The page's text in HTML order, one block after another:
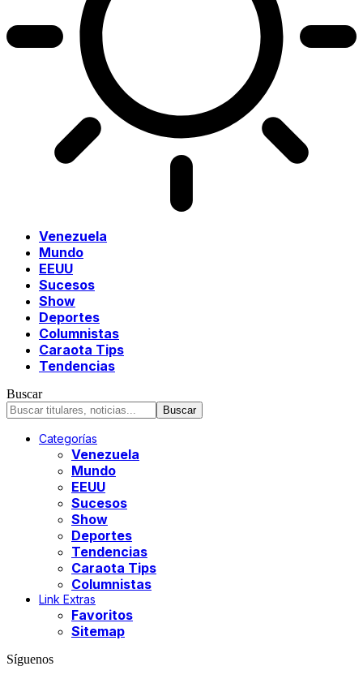
Venezuela
Mundo
EEUU
Sucesos
Show
Deportes
Columnistas
Caraota Tips
Tendencias
Buscar
Categorías
Venezuela
Mundo
EEUU
Sucesos
Show
Deportes
Tendencias
Caraota Tips
Columnistas
Link Extras
Favoritos
Sitemap
Síguenos